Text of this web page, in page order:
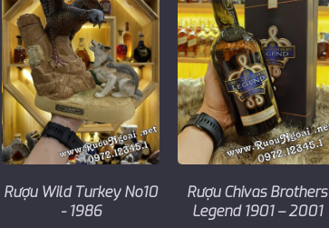
Rượu Wild Turkey No10
- 1986
Rượu Chivas Brothers
Legend 1901 – 2001